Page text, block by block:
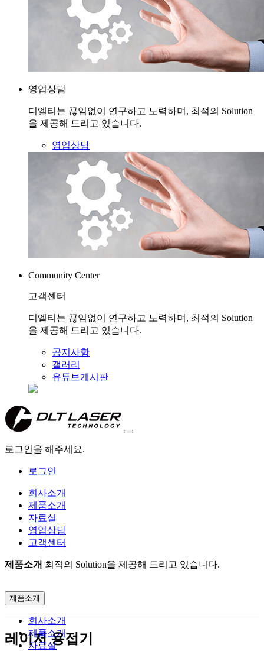
영업상담
디엘티는 끊임없이 연구하고 노력하며, 최적의 Solution
을 제공해 드리고 있습니다.
영업상담
Community Center
고객센터
디엘티는 끊임없이 연구하고 노력하며, 최적의 Solution
을 제공해 드리고 있습니다.
공지사항
갤러리
유튜브게시판
로그인을 해주세요.
로그인
회사소개
제품소개
자료실
영업상담
고객센터
제품소개 최적의 Solution을 제공해 드리고 있습니다.
제품소개
회사소개
제품소개
자료실
레이저 용접기